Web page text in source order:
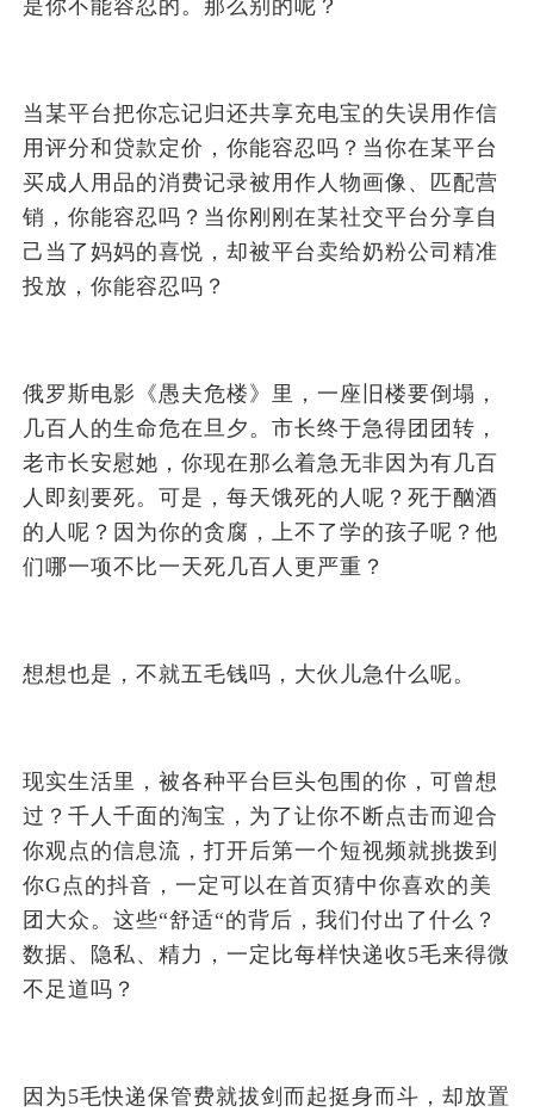
是你不能容忍的。那么别的呢？
当某平台把你忘记归还共享充电宝的失误用作信
用评分和贷款定价，你能容忍吗？当你在某平台
买成人用品的消费记录被用作人物画像、匹配营
销，你能容忍吗？当你刚刚在某社交平台分享自
己当了妈妈的喜悦，却被平台卖给奶粉公司精准
投放，你能容忍吗？
俄罗斯电影《愚夫危楼》里，一座旧楼要倒塌，
几百人的生命危在旦夕。市长终于急得团团转，
老市长安慰她，你现在那么着急无非因为有几百
人即刻要死。可是，每天饿死的人呢？死于酗酒
的人呢？因为你的贪腐，上不了学的孩子呢？他
们哪一项不比一天死几百人更严重？
想想也是，不就五毛钱吗，大伙儿急什么呢。
现实生活里，被各种平台巨头包围的你，可曾想
过？千人千面的淘宝，为了让你不断点击而迎合
你观点的信息流，打开后第一个短视频就挑拨到
你G点的抖音，一定可以在首页猜中你喜欢的美
团大众。这些“舒适“的背后，我们付出了什么？
数据、隐私、精力，一定比每样快递收5毛来得微
不足道吗？
因为5毛快递保管费就拔剑而起挺身而斗，却放置